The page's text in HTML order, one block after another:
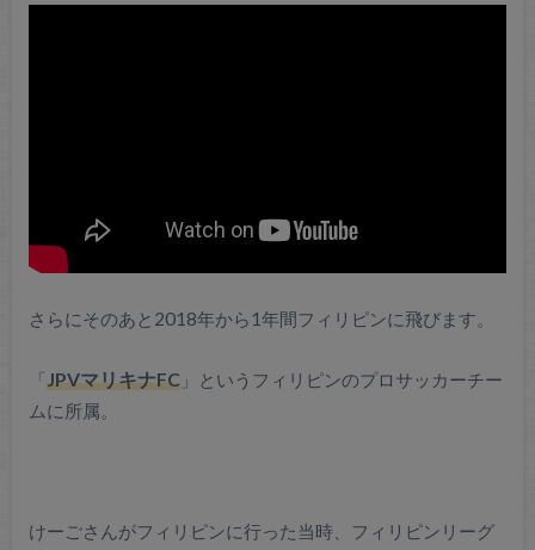
さらにそのあと2018年から1年間フィリピンに飛びます。
「JPVマリキナFC」というフィリピンのプロサッカーチー
ムに所属。
けーごさんがフィリピンに行った当時、フィリピンリーグ